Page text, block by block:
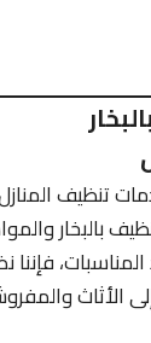
تنظيف
بالبخار
الأثاث